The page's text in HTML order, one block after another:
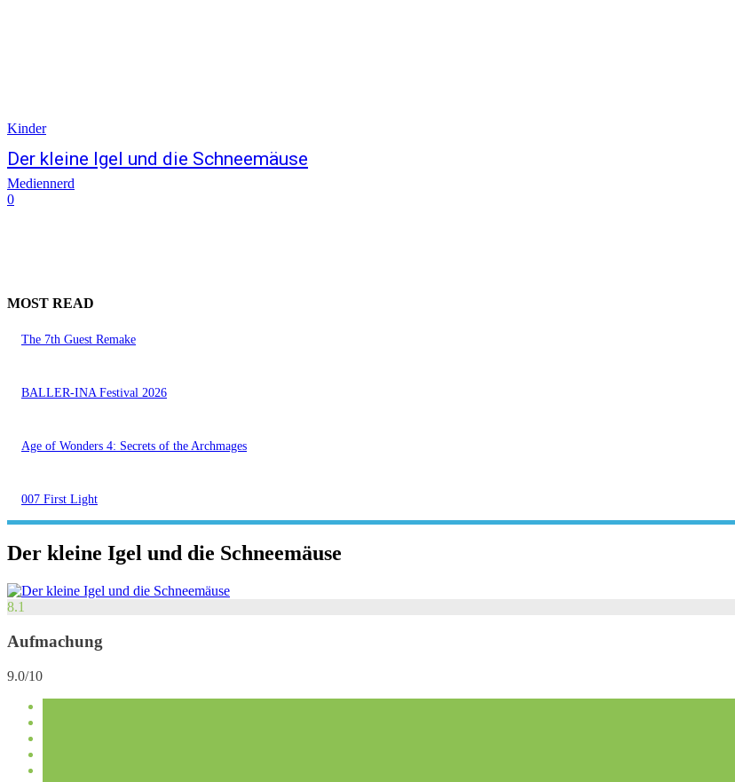
Kinder
Der kleine Igel und die Schneemäuse
Mediennerd
0
MOST READ
The 7th Guest Remake
BALLER-INA Festival 2026
Age of Wonders 4: Secrets of the Archmages
007 First Light
Der kleine Igel und die Schneemäuse
8.1
Aufmachung
9.0/10